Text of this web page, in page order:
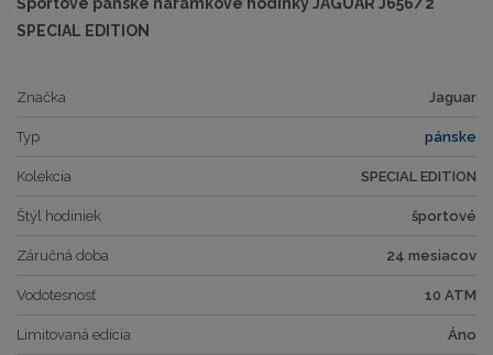
SPECIAL EDITION
Značka Jaguar
Typ pánske
Kolekcia SPECIAL EDITION
Štýl hodiniek športové
Záručná doba 24 mesiacov
Vodotesnosť 10 ATM
Limitovaná edícia Áno